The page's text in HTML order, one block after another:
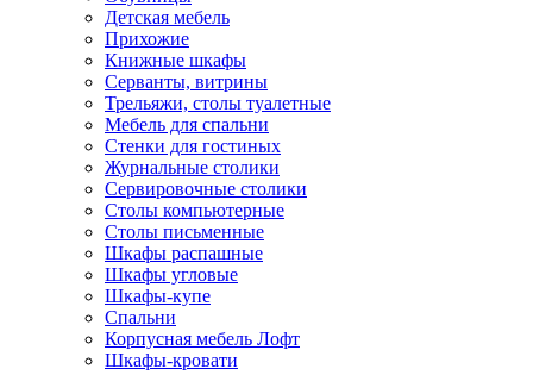
Детская мебель
Прихожие
Книжные шкафы
Серванты, витрины
Трельяжи, столы туалетные
Мебель для спальни
Стенки для гостиных
Журнальные столики
Сервировочные столики
Столы компьютерные
Столы письменные
Шкафы распашные
Шкафы угловые
Шкафы-купе
Спальни
Корпусная мебель Лофт
Шкафы-кровати